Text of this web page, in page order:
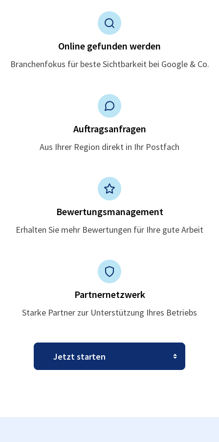
Online gefunden werden
Branchenfokus für beste Sichtbarkeit bei Google & Co.
Auftragsanfragen
Aus Ihrer Region direkt in Ihr Postfach
Bewertungsmanagement
Erhalten Sie mehr Bewertungen für Ihre gute Arbeit
Partnernetzwerk
Starke Partner zur Unterstützung Ihres Betriebs